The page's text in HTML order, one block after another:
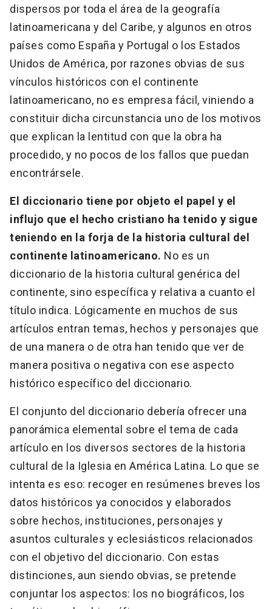
dispersos por toda el área de la geografía
latinoamericana y del Caribe, y algunos en otros
países como España y Portugal o los Estados
Unidos de América, por razones obvias de sus
vínculos históricos con el continente
latinoamericano, no es empresa fácil, viniendo a
constituir dicha circunstancia uno de los motivos
que explican la lentitud con que la obra ha
procedido, y no pocos de los fallos que puedan
encontrársele.
El diccionario tiene por objeto el papel y el
influjo que el hecho cristiano ha tenido y sigue
teniendo en la forja de la historia cultural del
continente latinoamericano. No es un
diccionario de la historia cultural genérica del
continente, sino específica y relativa a cuanto el
título indica. Lógicamente en muchos de sus
artículos entran temas, hechos y personajes que
de una manera o de otra han tenido que ver de
manera positiva o negativa con ese aspecto
histórico específico del diccionario.
El conjunto del diccionario debería ofrecer una
panorámica elemental sobre el tema de cada
artículo en los diversos sectores de la historia
cultural de la Iglesia en América Latina. Lo que se
intenta es eso: recoger en resúmenes breves los
datos históricos ya conocidos y elaborados
sobre hechos, instituciones, personajes y
asuntos culturales y eclesiásticos relacionados
con el objetivo del diccionario. Con estas
distinciones, aun siendo obvias, se pretende
conjuntar los aspectos: los no biográficos, los